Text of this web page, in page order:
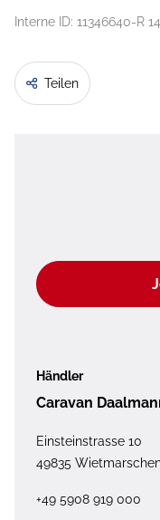
Interne ID: 11346640-R
Teilen
Händler
Caravan
Einsteinstrasse 10
49835
+49 5908 919 000